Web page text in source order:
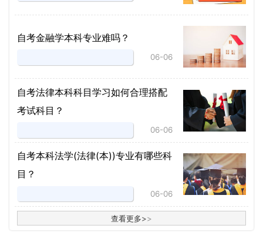
自考金融学本科专业难吗？
06-06
自考法律本科科目学习如何合理搭配
考试科目？
06-06
​自考本科法学(法律(本))专业有哪些科
目？
06-06
查看更多>>